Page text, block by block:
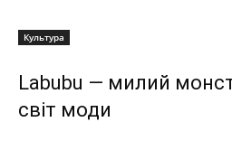
Культура
Labubu — милий
світ моди